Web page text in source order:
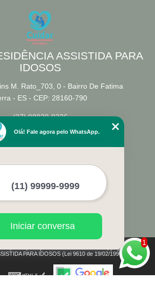
ASSISTIDA PARA
IDOSOS
M. Rato_703, 0 - Bairro De Fatima
- ES - CEP: 28160-790
(27) 98829-9226
Home
Empresa
Contato
sujeito à proteção de direitos autorais. Copyright©
PARA IDOSOS (Lei 9610 de 19/02/1998)
1
Olá! Fale agora pelo WhatsApp.
Iniciar conversa